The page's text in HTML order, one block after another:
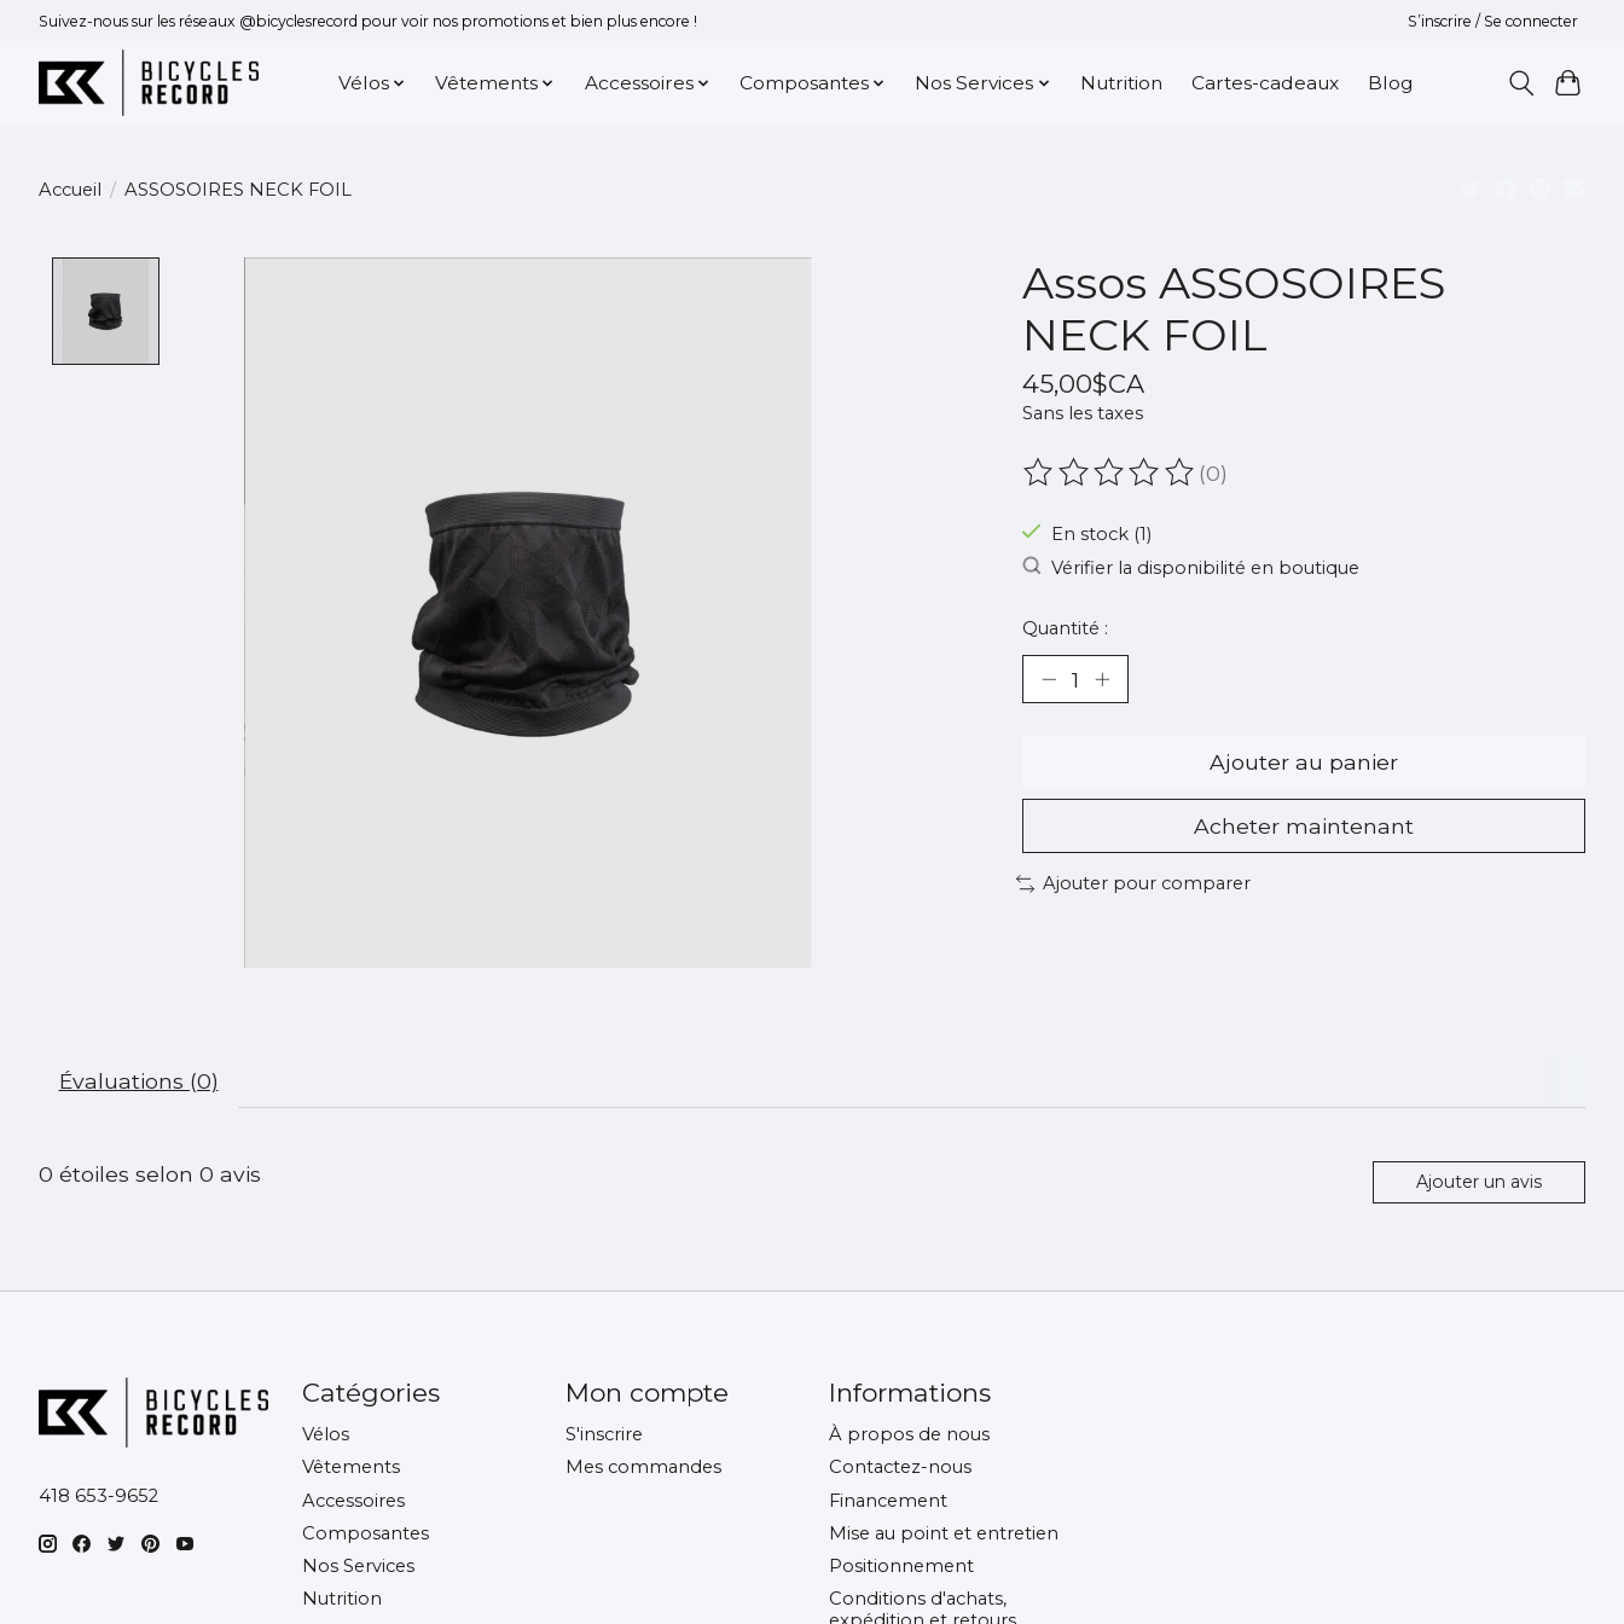
Suivez-nous sur les réseaux @bicyclesrecord pour voir nos promotions et bien plus encore ! S’inscrire / Se connecter
Vélos Vêtements Accessoires Composantes Nos Services Nutrition Cartes-cadeaux Blog
Accueil / ASSOSOIRES NECK FOIL
Assos ASSOSOIRES
NECK FOIL
45,00$CA
Sans les taxes
Ce produit est évalué à
(0)
En stock (1)
Vérifier la disponibilité en boutique
Quantité :
Ajouter au panier
Acheter maintenant
Ajouter pour comparer
Évaluations (0)
0 étoiles selon 0 avis Ajouter un avis
418 653-9652
Catégories
Vélos
Vêtements
Accessoires
Composantes
Nos Services
Nutrition
Mon compte
S'inscrire
Mes commandes
Informations
À propos de nous
Contactez-nous
Financement
Mise au point et entretien
Positionnement
Conditions d'achats,